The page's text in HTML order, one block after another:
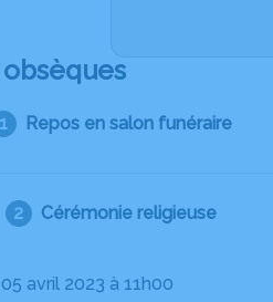
Repos en salon funéraire
Cérémonie religieuse
05 avril 2023 à 11h00